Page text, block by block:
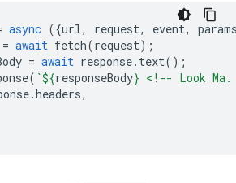
async ({url, request, event,
= await fetch(request);
= await response. text();
( `${responseBody} <!-- Look Ma.
.headers,